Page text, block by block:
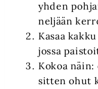
yhden
neljään
Kasaa
jossa
Kokoa
sitten ohut